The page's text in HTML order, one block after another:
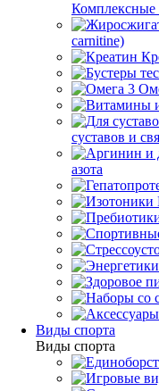
carnitine)
суставов и
азота
Виды спорта
Виды спорта